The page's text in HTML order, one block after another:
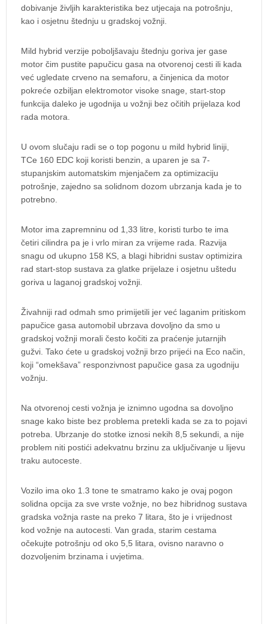
dobivanje življih karakteristika bez utjecaja na potrošnju,
kao i osjetnu štednju u gradskoj vožnji.
Mild hybrid verzije poboljšavaju štednju goriva jer gase
motor čim pustite papučicu gasa na otvorenoj cesti ili kada
već ugledate crveno na semaforu, a činjenica da motor
pokreće ozbiljan elektromotor visoke snage, start-stop
funkcija daleko je ugodnija u vožnji bez očitih prijelaza kod
rada motora.
U ovom slučaju radi se o top pogonu u mild hybrid liniji,
TCe 160 EDC koji koristi benzin, a uparen je sa 7-
stupanjskim automatskim mjenjačem za optimizaciju
potrošnje, zajedno sa solidnom dozom ubrzanja kada je to
potrebno.
Motor ima zapremninu od 1,33 litre, koristi turbo te ima
četiri cilindra pa je i vrlo miran za vrijeme rada. Razvija
snagu od ukupno 158 KS, a blagi hibridni sustav optimizira
rad start-stop sustava za glatke prijelaze i osjetnu uštedu
goriva u laganoj gradskoj vožnji.
Živahniji rad odmah smo primijetili jer već laganim pritiskom
papučice gasa automobil ubrzava dovoljno da smo u
gradskoj vožnji morali često kočiti za praćenje jutarnjih
gužvi. Tako ćete u gradskoj vožnji brzo prijeći na Eco način,
koji “omekšava” responzivnost papučice gasa za ugodniju
vožnju.
Na otvorenoj cesti vožnja je iznimno ugodna sa dovoljno
snage kako biste bez problema pretekli kada se za to pojavi
potreba. Ubrzanje do stotke iznosi nekih 8,5 sekundi, a nije
problem niti postići adekvatnu brzinu za uključivanje u lijevu
traku autoceste.
Vozilo ima oko 1.3 tone te smatramo kako je ovaj pogon
solidna opcija za sve vrste vožnje, no bez hibridnog sustava
gradska vožnja raste na preko 7 litara, što je i vrijednost
kod vožnje na autocesti. Van grada, starim cestama
očekujte potrošnju od oko 5,5 litara, ovisno naravno o
dozvoljenim brzinama i uvjetima.